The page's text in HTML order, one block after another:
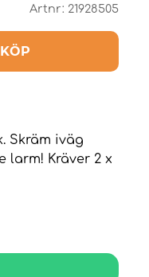
Artnr: 21928505
KÖP
Skräm iväg
Kräver 2 x